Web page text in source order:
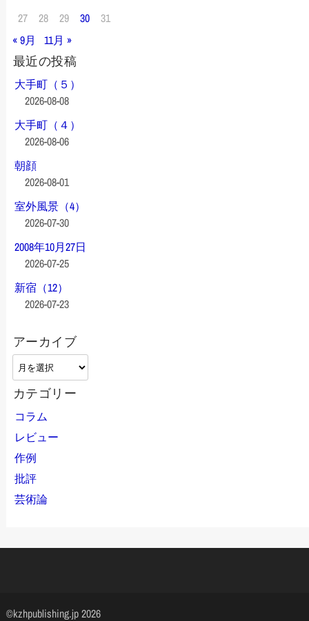
27
28 29 30
31
« 9月
11月 »
最近の投稿
大手町（５）
2026-08-08
大手町（４）
2026-08-06
朝顔
2026-08-01
室外風景（4）
2026-07-30
2008年10月27日
2026-07-25
新宿（12）
2026-07-23
アーカイブ
ア
ー
カ
イ
カテゴリー
コラム
レビュー
作例
批評
芸術論
©kzhpublishing.jp 2026